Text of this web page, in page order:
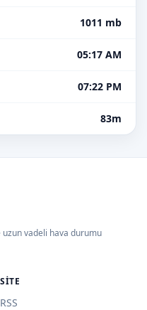
1011 mb
05:17 AM
07:22 PM
83m
vadeli hava durumu
SITE
RSS